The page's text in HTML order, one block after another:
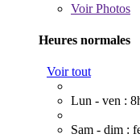
VoirPhotos
Heures normales
Voir tout
Lun - ven :
Sam - dim :